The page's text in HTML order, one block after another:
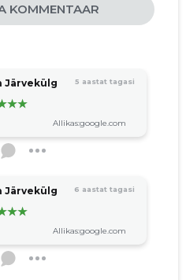
KOMMENTAAR
Järvekülg 5 aastat tagasi
Allikas:google.com
Järvekülg 6 aastat tagasi
Allikas:google.com